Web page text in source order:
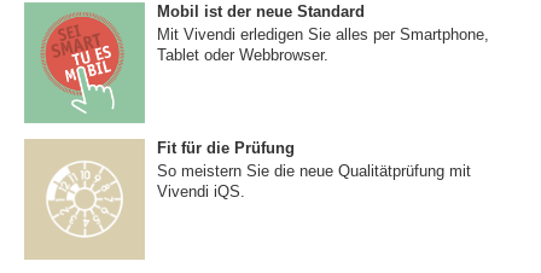
Mobil ist der neue Standard
Mit Vivendi erledigen Sie alles per Smartphone,
Tablet oder Webbrowser.
Fit für die Prüfung
So meistern Sie die neue Qualitätprüfung mit
Vivendi iQS.